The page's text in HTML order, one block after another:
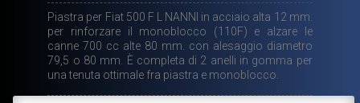
Piastra per Fiat 500 F L NANNI in acciaio alta 12 mm.
per rinforzare il monoblocco (110F) e alzare le
canne 700 cc alte 80 mm. con alesaggio diametro
79,5 o 80 mm. È completa di 2 anelli in gomma per
una tenuta ottimale fra piastra e monoblocco.